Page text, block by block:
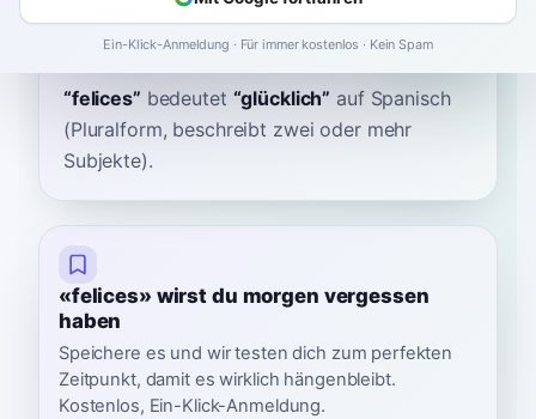
feh-LEE-ses feˈli.ses
“felices” bedeutet “glücklich” auf Spanisch
(Pluralform, beschreibt zwei oder mehr
Subjekte).
«felices» wirst du morgen vergessen
haben
Speichere es und wir testen dich zum perfekten
Zeitpunkt, damit es wirklich hängenbleibt.
Kostenlos, Ein-Klick-Anmeldung.
Ein-Klick-Anmeldung · Für immer kostenlos · Kein Spam